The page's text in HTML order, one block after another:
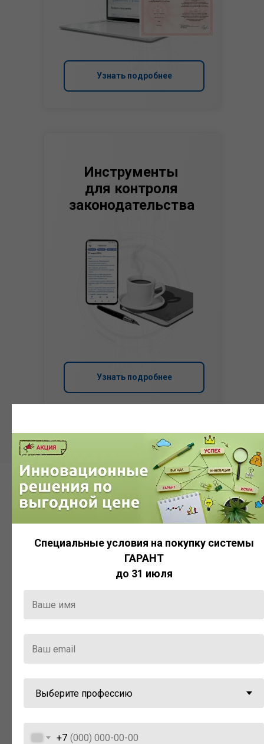
Узнать подробнее
Инструменты
для контроля
законодательства
Узнать подробнее
Компания «Гарант» стала
победителем премии «Время
Система
ГАРАНТ
Актуальная правовая информация
и инструменты для максимально
эффективной работы с ней.
Специальные условия на покупку системы
ГАРАНТ
до 31 июля
+7